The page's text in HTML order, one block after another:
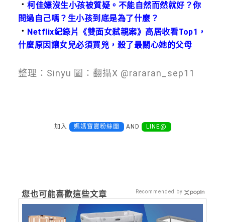
．柯佳嬿沒生小孩被質疑。不能自然而然就好？你
問過自己嗎？生小孩到底是為了什麼？
． Netflix紀錄片《雙面女弒親案》高居收看Top1，
什麼原因讓女兒必須買兇，殺了最關心她的父母
整理：Sinyu 圖：翻攝X @rararan_sep11
加入 媽媽寶寶粉絲團 AND LINE@
您也可能喜歡這些文章 Recommended by